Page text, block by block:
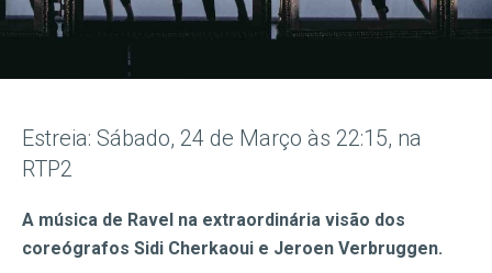
Estreia: Sábado, 24 de Março às 22:15, na
RTP2
A música de Ravel na extraordinária visão dos
coreógrafos Sidi Cherkaoui e Jeroen Verbruggen.